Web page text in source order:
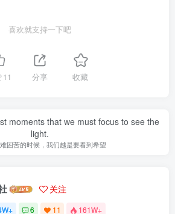
喜欢就支持一下吧
11 分享 收藏
moments that we must focus to see the
light.
困苦的时候，我们越是要看到希望
关注
6 11 161W+